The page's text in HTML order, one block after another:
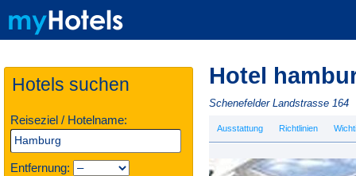
Hotels suchen
Reiseziel / Hotelname:
Entfernung:
Hotel
Schenefelder Landstrasse 164
Ausstattung Richtlinien